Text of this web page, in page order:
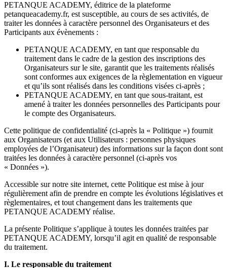
PETANQUE ACADEMY, éditrice de la plateforme
petanqueacademy.fr, est susceptible, au cours de ses activités, de
traiter les données à caractère personnel des Organisateurs et des
Participants aux évènements :
PETANQUE ACADEMY, en tant que responsable du
traitement dans le cadre de la gestion des inscriptions des
Organisateurs sur le site, garantit que les traitements réalisés
sont conformes aux exigences de la règlementation en vigueur
et qu’ils sont réalisés dans les conditions visées ci-après ;
PETANQUE ACADEMY, en tant que sous-traitant, est
amené à traiter les données personnelles des Participants pour
le compte des Organisateurs.
Cette politique de confidentialité (ci-après la « Politique ») fournit
aux Organisateurs (et aux Utilisateurs : personnes physiques
employées de l’Organisateur) des informations sur la façon dont sont
traitées les données à caractère personnel (ci-après vos
« Données »).
Accessible sur notre site internet, cette Politique est mise à jour
régulièrement afin de prendre en compte les évolutions législatives et
règlementaires, et tout changement dans les traitements que
PETANQUE ACADEMY réalise.
La présente Politique s’applique à toutes les données traitées par
PETANQUE ACADEMY, lorsqu’il agit en qualité de responsable
du traitement.
I. Le responsable du traitement